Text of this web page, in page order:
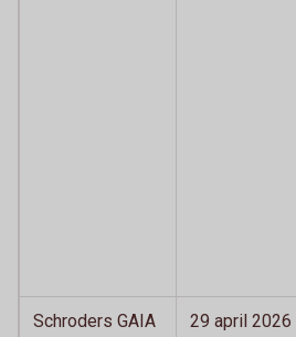
Schroders GAIA
29 april 2026